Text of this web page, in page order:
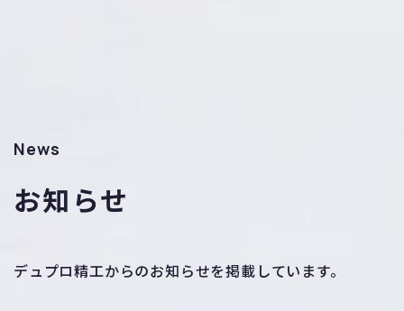
News
お知らせ
デュプロ精工からのお知らせを掲載しています。